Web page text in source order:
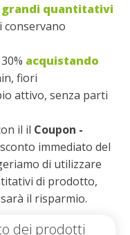
grandi quantitativi
conservano
acquistando
fiori
attivo, senza parti
il il Coupon -
immediato del
di utilizzare
di prodotto,
il risparmio.
dei prodotti